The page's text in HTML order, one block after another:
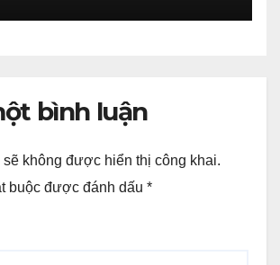
bình luận
sẽ không được hiển thị công khai.
buộc được đánh dấu *